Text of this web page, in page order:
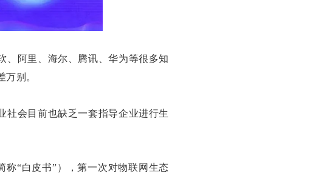
、阿里、海尔、腾讯、华为等很多知
别。
社会目前也缺乏一套指导企业进行生
“白皮书”），第一次对物联网生态